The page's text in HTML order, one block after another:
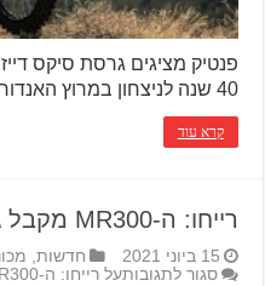
40 שנה לניצחון במרוץ האנדורו המאתגר
קרא עוד
רייחו: ה-MR300 מקבל גרסת סיקס דייז
15 ביוני 2021 חדשות,
סגור לתגובותעל רייחו: ה-MR300 מקבל גרסת סיקס דייז